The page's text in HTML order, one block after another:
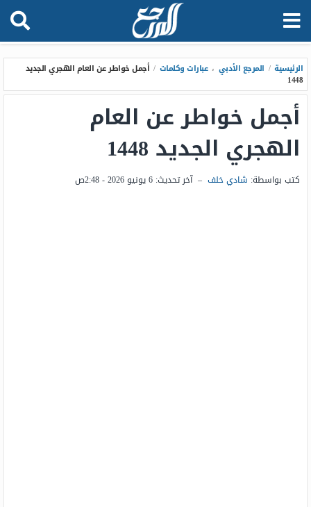
الرئيسية / المرجع الأدبي ، عبارات وكلمات / أجمل خواطر عن العام الهجري الجديد
1448
أجمل خواطر عن العام
الهجري الجديد 1448
كتب بواسطة: شادي خلف – آخر تحديث: 6 يونيو 2026 - 2:48ص